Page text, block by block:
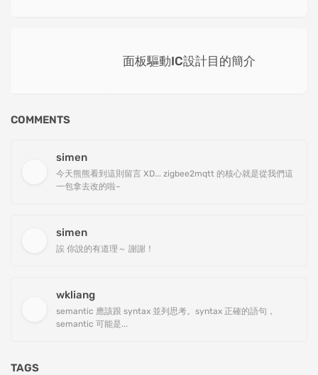
面板驅動IC設計目的簡介
COMMENTS
simen
今天熊熊看到這則留言 XD... zigbee2mqtt 的核心就是從我們這
一包拿去改的啦~
simen
誒 你說的有道理～ 謝謝！
wkliang
semantic 應該跟 syntax 並列思考。syntax 正確的語句，
semantic 可能是...
TAGS